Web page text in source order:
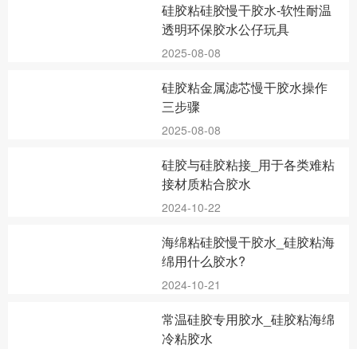
硅胶粘硅胶慢干胶水-软性耐温
透明环保胶水公仔玩具
2025-08-08
硅胶粘金属滤芯慢干胶水操作
三步骤
2025-08-08
硅胶与硅胶粘接_用于各类难粘
接材质粘合胶水
2024-10-22
海绵粘硅胶慢干胶水_硅胶粘海
绵用什么胶水?
2024-10-21
常温硅胶专用胶水_硅胶粘海绵
冷粘胶水